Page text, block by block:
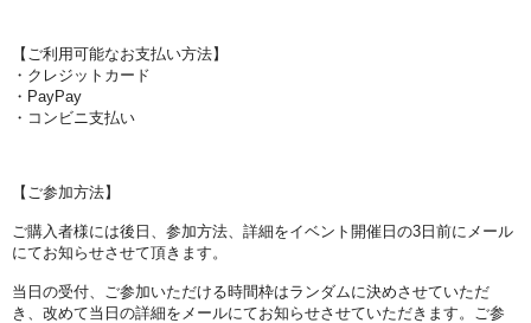
【ご利用可能なお支払い方法】
・クレジットカード
・PayPay
・コンビニ支払い
【ご参加方法】
ご購入者様には後日、参加方法、詳細をイベント開催日の3日前にメール
にてお知らせさせて頂きます。
当日の受付、ご参加いただける時間枠はランダムに決めさせていただ
き、改めて当日の詳細をメールにてお知らせさせていただきます。ご参